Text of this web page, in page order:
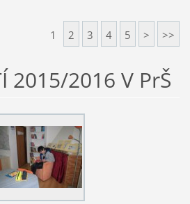
1 2 3 4 5 > >>
2015/2016 V PrŠ